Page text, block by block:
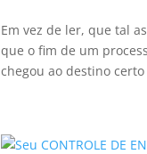
Em vez de ler, que tal
que o fim de um
chegou ao destino certo